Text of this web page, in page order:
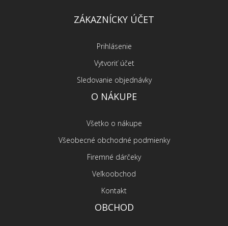
ZÁKAZNÍCKY ÚČET
Prihlásenie
Vytvoriť účet
Sledovanie objednávky
O NÁKUPE
Všetko o nákupe
Všeobecné obchodné podmienky
Firemné dárčeky
Veľkoobchod
Kontakt
OBCHOD